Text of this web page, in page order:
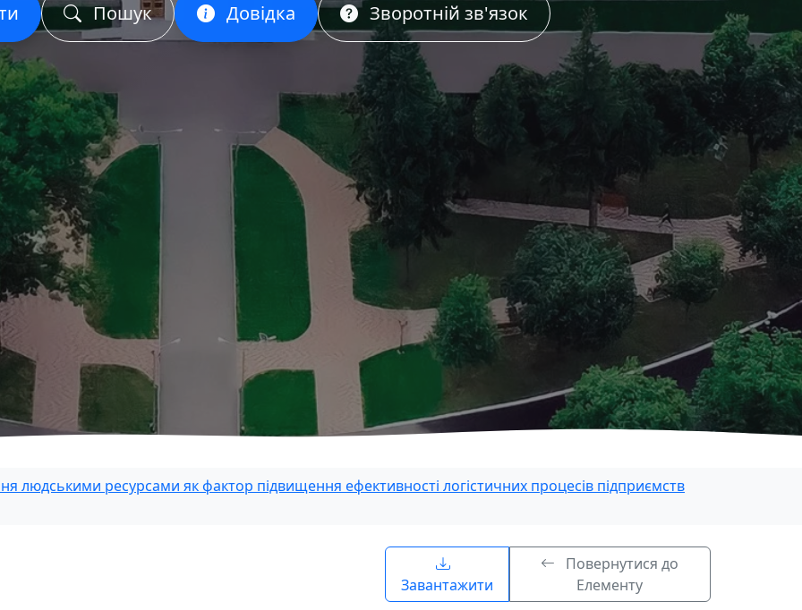
Пошук Довідка Зворотній зв'язок
людськими ресурсами як фактор підвищення ефективності логістичних процесів підприємств
Завантажити
Повернутися до
Елементу